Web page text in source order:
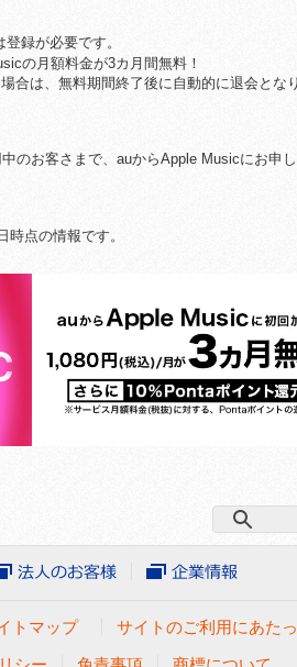
録が必要です。
の月額料金が3カ月間無料！
合は、無料期間終了後に自動的に退会とな
のお客さまで、auからApple Musicにお申
点の情報です。
トマップ
サイトのご利用にあた